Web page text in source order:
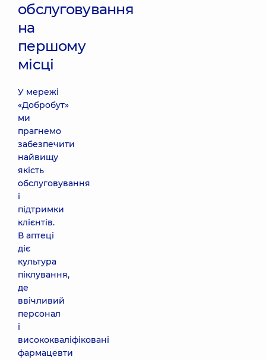
обслуговування
на
першому
місці
У мережі
«Добробут»
ми
прагнемо
забезпечити
найвищу
якість
обслуговування
і
підтримки
клієнтів.
В аптеці
діє
культура
піклування,
де
ввічливий
персонал
і
висококваліфіковані
фармацевти